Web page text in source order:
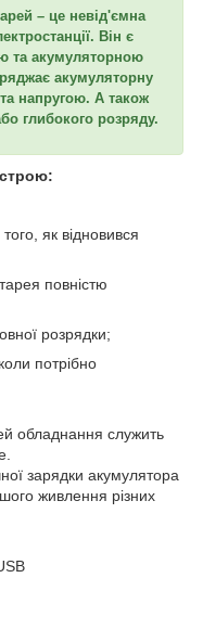
– це невід'ємна
Він є
та акумуляторною
акумуляторну
напругою. А також
глибокого розряду.
як відновився
повністю
розрядки;
потрібно
обладнання служить
зарядки акумулятора
живлення різних